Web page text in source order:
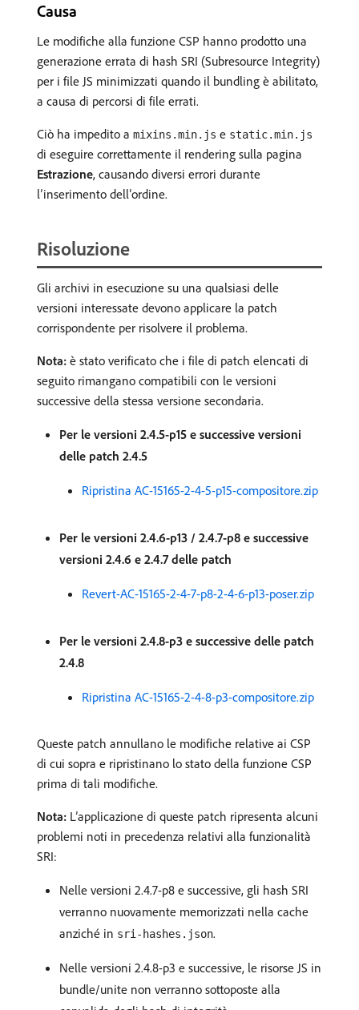
Causa
Le modifiche alla funzione CSP hanno prodotto una
generazione errata di hash SRI (Subresource Integrity)
per i file JS minimizzati quando il bundling è abilitato,
a causa di percorsi di file errati.
Ciò ha impedito a mixins.min.js e static.min.js
di eseguire correttamente il rendering sulla pagina
Estrazione, causando diversi errori durante
l’inserimento dell’ordine.
Risoluzione
Gli archivi in esecuzione su una qualsiasi delle
versioni interessate devono applicare la patch
corrispondente per risolvere il problema.
Nota: è stato verificato che i file di patch elencati di
seguito rimangano compatibili con le versioni
successive della stessa versione secondaria.
Per le versioni 2.4.5-p15 e successive versioni
delle patch 2.4.5
Ripristina AC-15165-2-4-5-p15-compositore.zip
Per le versioni 2.4.6-p13 / 2.4.7-p8 e successive
versioni 2.4.6 e 2.4.7 delle patch
Revert-AC-15165-2-4-7-p8-2-4-6-p13-poser.zip
Per le versioni 2.4.8-p3 e successive delle patch
2.4.8
Ripristina AC-15165-2-4-8-p3-compositore.zip
Queste patch annullano le modifiche relative ai CSP
di cui sopra e ripristinano lo stato della funzione CSP
prima di tali modifiche.
Nota: L’applicazione di queste patch ripresenta alcuni
problemi noti in precedenza relativi alla funzionalità
SRI:
Nelle versioni 2.4.7-p8 e successive, gli hash SRI
verranno nuovamente memorizzati nella cache
anziché in sri-hashes.json.
Nelle versioni 2.4.8-p3 e successive, le risorse JS in
bundle/unite non verranno sottoposte alla